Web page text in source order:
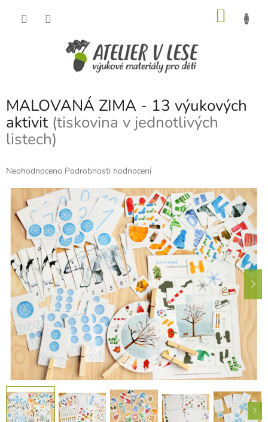
MALOVANÁ ZIMA - 13 výukových
aktivit (tiskovina v jednotlivých
listech)
Průměrné
0,0
hvězdiček.
Neohodnoceno Podrobnosti hodnocení